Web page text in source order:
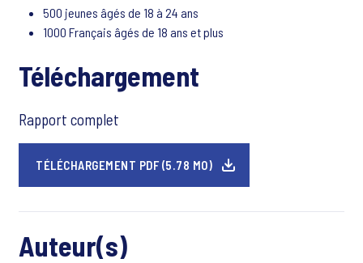
500 jeunes âgés de 18 à 24 ans
1000 Français âgés de 18 ans et plus
Téléchargement
Rapport complet
TÉLÉCHARGEMENT PDF (5.78 MO)
Auteur(s)